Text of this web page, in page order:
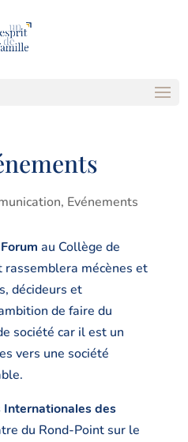
, Evénements
au Collège de
rassemblera mécènes et
décideurs et
de faire du
société car il est un
vers une société
Internationales des
du Rond-Point sur le